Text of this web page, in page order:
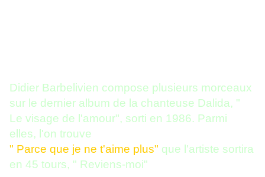
Didier Barbelivien compose plusieurs morceaux
sur le dernier album de la chanteuse Dalida, "
Le visage de l'amour", sorti en 1986. Parmi
elles, l'on trouve
" Parce que je ne t'aime plus" que l'artiste sortira
en 45 tours, " Reviens-moi"